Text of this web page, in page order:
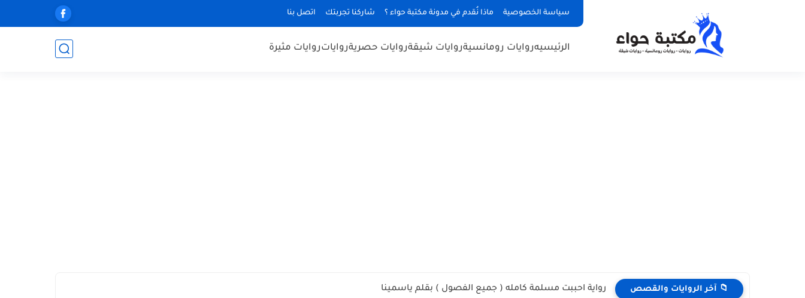
سياسة الخصوصية ماذا نُقدم في مدونة مكتبة حواء ؟ شاركنا تجربتك اتصل بنا
الرئيسيهروايات رومانسيةروايات شيقةروايات حصريةرواياتروايات مثيرة
📁 آخر الروايات والقصص رواية احببت مسلمة كامله ( جميع الفصول ) بقلم ياسمينا